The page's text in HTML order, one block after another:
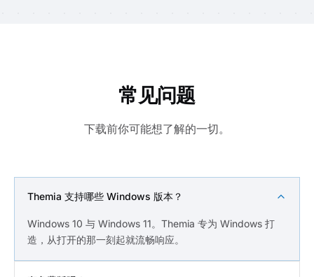
常见问题
下载前你可能想了解的一切。
Themia 支持哪些 Windows 版本？
Windows 10 与 Windows 11。Themia 专为 Windows 打
造，从打开的那一刻起就流畅响应。